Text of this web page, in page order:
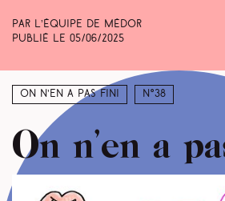
Par L’équipe de Médor
Publié le 05/06/2025
On n’en a pas fini N°38
On n’en a